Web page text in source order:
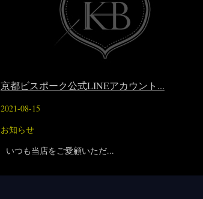
京都ビスポーク公式LINEアカウント...
2021-08-15
お知らせ
いつも当店をご愛顧いただ...